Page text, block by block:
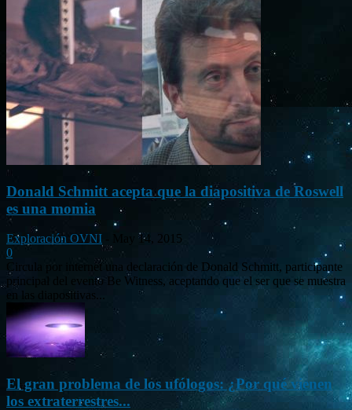
Donald Schmitt acepta que la diapositiva de Roswell
es una momia
Exploración OVNI
May 14, 2015
0
Circula por internet una declaración de Donald Schmitt, participante
principal del evento Be Witness, aceptando que el ser que se muestra
en las diapositivas...
El gran problema de los ufólogos: ¿Por qué vienen
los extraterrestres...